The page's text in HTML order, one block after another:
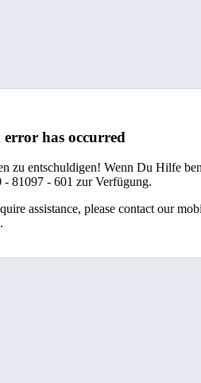
has occurred
zu entschuldigen! Wenn Du Hilfe
81097 - 601 zur Verfügung.
assistance, please contact our